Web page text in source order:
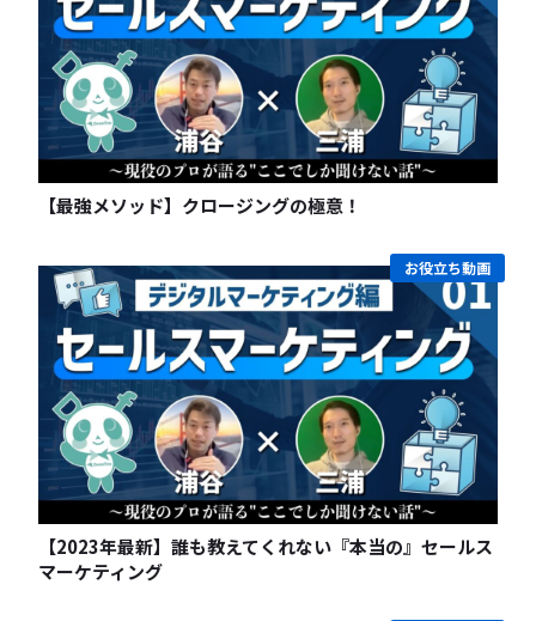
【最強メソッド】クロージングの極意！
お役立ち動画
【2023年最新】誰も教えてくれない『本当の』セールス
マーケティング